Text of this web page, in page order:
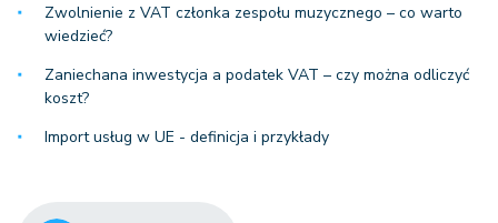
Zwolnienie z VAT członka zespołu muzycznego – co warto
wiedzieć?
Zaniechana inwestycja a podatek VAT – czy można odliczyć
koszt?
Import usług w UE - definicja i przykłady